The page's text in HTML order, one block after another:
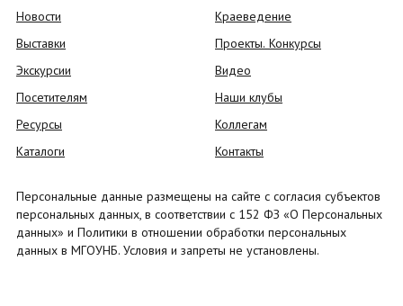
Новости
Выставки
Экскурсии
Посетителям
Ресурсы
Каталоги
Краеведение
Проекты. Конкурсы
Видео
Наши клубы
Коллегам
Контакты
Персональные данные размещены на сайте с согласия субъектов
персональных данных, в соответствии с 152 ФЗ «О Персональных
данных» и Политики в отношении обработки персональных
данных в МГОУНБ. Условия и запреты не установлены.